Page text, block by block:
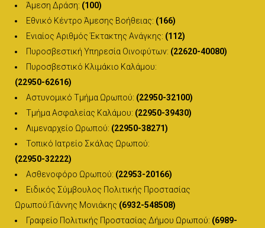
Άμεση Δράση: (100)
Εθνικό Κέντρο Άμεσης Βοήθειας: (166)
Ενιαίος Αριθμός Έκτακτης Ανάγκης: (112)
Πυροσβεστική Υπηρεσία Οινοφύτων: (22620-40080)
Πυροσβεστικό Κλιμάκιο Καλάμου:
(22950-62616)
Αστυνομικό Τμήμα Ωρωπού: (22950-32100)
Τμήμα Ασφαλείας Καλάμου: (22950-39430)
Λιμεναρχείο Ωρωπού: (22950-38271)
Τοπικό Ιατρείο Σκάλας Ωρωπού:
(22950-32222)
Ασθενοφόρο Ωρωπού: (22953-20166)
Ειδικός Σύμβουλος Πολιτικής Προστασίας
Ωρωπού:Γιάννης Μονιάκης (6932-548508)
Γραφείο Πολιτικής Προστασίας Δήμου Ωρωπού: (6989-